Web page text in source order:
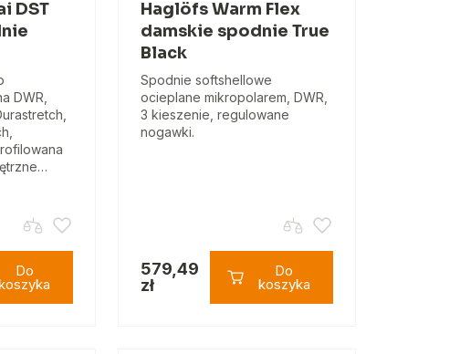
DST
DWR,
Do
Haglöfs Warm Flex
damskie spodnie True
Black
Spodnie softshellowe
ocieplane mikropolarem, DWR,
3 kieszenie, regulowane
nogawki.
579,49
zł
Do
koszyka